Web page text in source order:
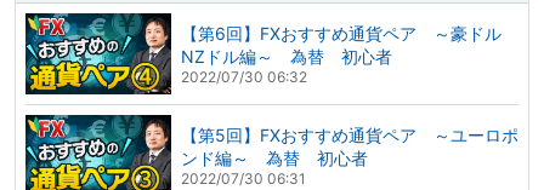
【第6回】FXおすすめ通貨ペア ～豪ドル
NZドル編～ 為替 初心者
2022/07/30 06:32
【第5回】FXおすすめ通貨ペア ～ユーロポ
ンド編～ 為替 初心者
2022/07/30 06:31